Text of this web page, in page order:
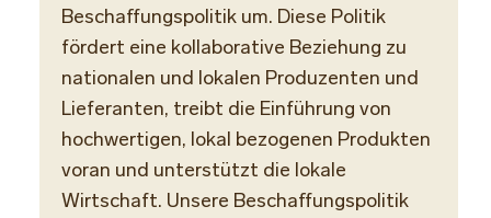
Beschaffungspolitik um. Diese Politik
fördert eine kollaborative Beziehung zu
nationalen und lokalen Produzenten und
Lieferanten, treibt die Einführung von
hochwertigen, lokal bezogenen Produkten
voran und unterstützt die lokale
Wirtschaft. Unsere Beschaffungspolitik